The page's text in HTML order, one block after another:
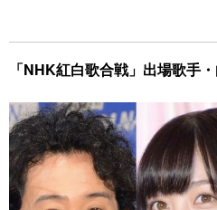
「NHK紅白歌合戦」出場歌手